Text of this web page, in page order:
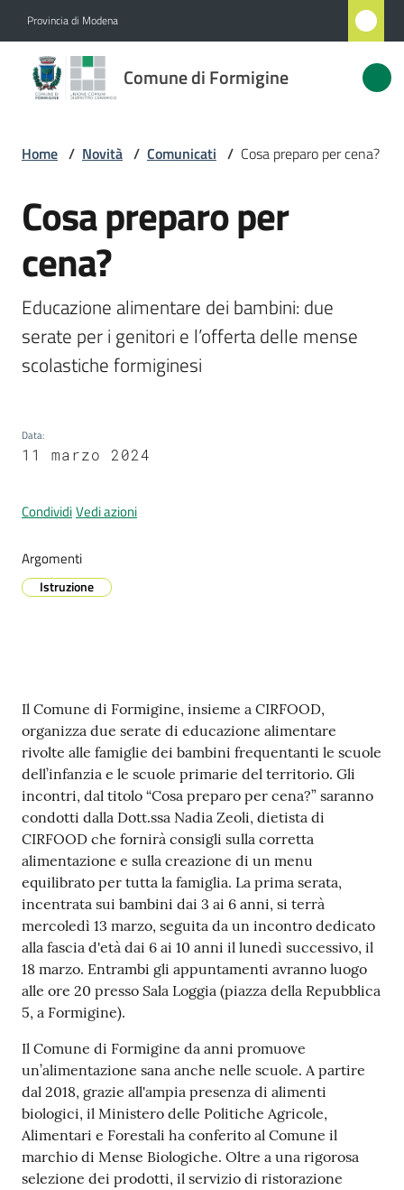
Provincia di Modena
Comune di Formigine
Comune
di
Menu selezionato
Vivere
Formigine
A
l
l
M
e
t
e
o
Tutti
gli
argomenti...
Seguici
su
Home / Novità / Comunicati / Cosa preparo per cena?
Salta al contenuto
Cosa preparo per
cena?
Educazione alimentare dei bambini: due
serate per i genitori e l’offerta delle mense
scolastiche formiginesi
Data:
11 marzo 2024
CondividiVedi azioni
Argomenti
Istruzione
Contenuto
Il Comune di Formigine, insieme a CIRFOOD,
organizza due serate di educazione alimentare
rivolte alle famiglie dei bambini frequentanti le scuole
dell’infanzia e le scuole primarie del territorio. Gli
incontri, dal titolo “Cosa preparo per cena?” saranno
condotti dalla Dott.ssa Nadia Zeoli, dietista di
CIRFOOD che fornirà consigli sulla corretta
alimentazione e sulla creazione di un menu
equilibrato per tutta la famiglia. La prima serata,
incentrata sui bambini dai 3 ai 6 anni, si terrà
mercoledì 13 marzo, seguita da un incontro dedicato
alla fascia d'età dai 6 ai 10 anni il lunedì successivo, il
18 marzo. Entrambi gli appuntamenti avranno luogo
alle ore 20 presso Sala Loggia (piazza della Repubblica
5, a Formigine).
Il Comune di Formigine da anni promuove
un’alimentazione sana anche nelle scuole. A partire
dal 2018, grazie all'ampia presenza di alimenti
biologici, il Ministero delle Politiche Agricole,
Alimentari e Forestali ha conferito al Comune il
marchio di Mense Biologiche. Oltre a una rigorosa
selezione dei prodotti, il servizio di ristorazione